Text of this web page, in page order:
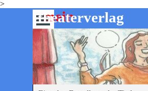
>
Direkt zum Seiteninhalt
-theaterverlag
mein
Menü überspringen